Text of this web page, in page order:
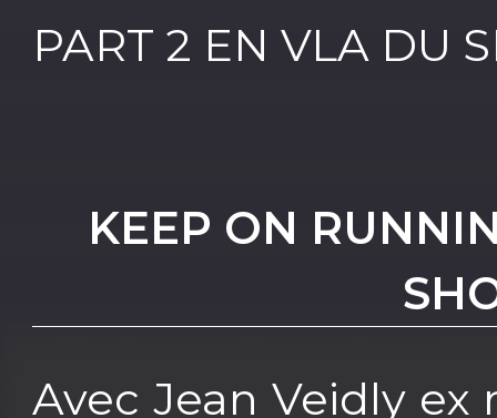
PART 2 EN VLA DU
KEEP ON
Avec Jean Veidly ex